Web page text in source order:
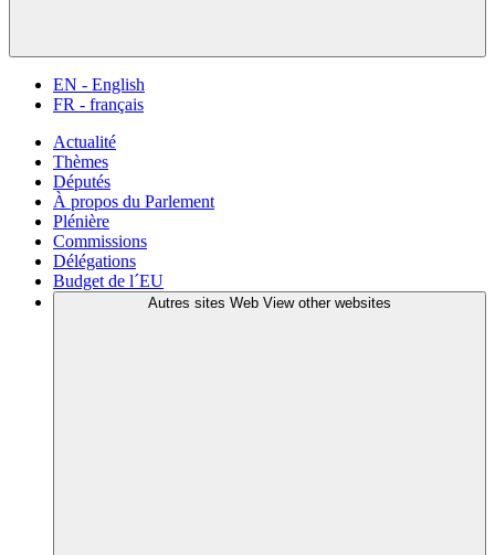
EN - English
FR - français
Actualité
Thèmes
Députés
À propos du Parlement
Plénière
Commissions
Délégations
Budget de l´EU
Autres sites Web View other websites